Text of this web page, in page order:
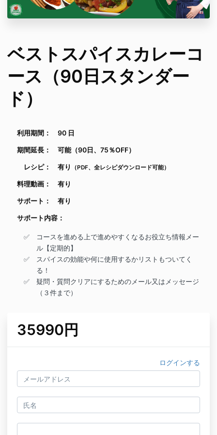
ベストスパイスカレーコ
ース（90日スタンダー
ド）
利用期間： 90 日
期間延長： 可能（90日、75％OFF）
レシピ： 有り （PDF、全レシピダウンロード可能）
料理動画： 有り
サポート： 有り
サポート内容：
コースを進める上で進めやすくなるお役立ち情報メー
ル【定期的】
スパイスの効能や何に使用するかリストもついてく
る！
疑問・質問クリアにするためのメール又はメッセージ
（３件まで）
35990円
ログインする